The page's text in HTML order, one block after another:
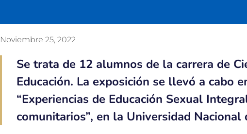
Noviembre 25, 2022
Se trata de 12 alumnos de la carrera de
Educación. La exposición se llevó a cabo
“Experiencias de Educación Sexual
comunitarios”, en la Universidad Nacional